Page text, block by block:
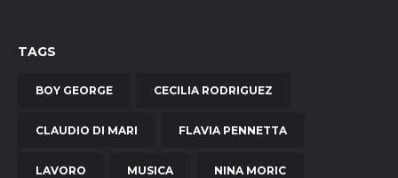
TAGS
BOY GEORGE CECILIA RODRIGUEZ
CLAUDIO DI MARI FLAVIA PENNETTA
LAVORO MUSICA NINA MORIC